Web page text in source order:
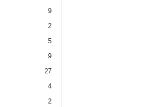
9
2
5
9
27
4
2